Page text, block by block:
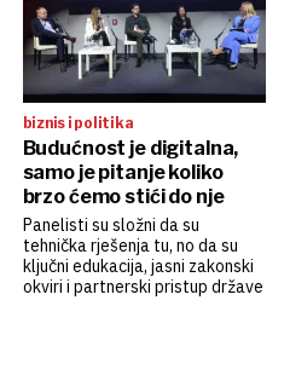
biznis i politika
Budućnost je digitalna,
samo je pitanje koliko
brzo ćemo stići do nje
Panelisti su složni da su
tehnička rješenja tu, no da su
ključni edukacija, jasni zakonski
okviri i partnerski pristup države